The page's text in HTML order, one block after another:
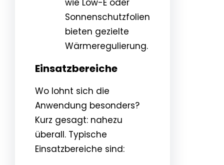
wie Low-E oder
Sonnenschutzfolien
bieten gezielte
Wärmeregulierung.
Einsatzbereiche
Wo lohnt sich die
Anwendung besonders?
Kurz gesagt: nahezu
überall. Typische
Einsatzbereiche sind: